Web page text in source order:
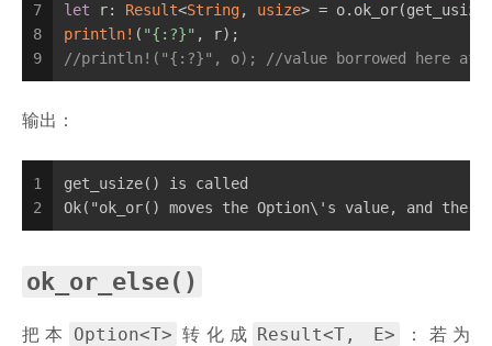
7
8
9
let r: Result<String, usize> =
println! ( "{:?}" , r);
//println!("{:?}", o); //value borrowed here
输出：
1
2
get_usize() is called
Ok("ok_or() moves the Option\'s value, and the
ok_or_else()
把本 Option<T> 转化成 Result<T, E> ：若为